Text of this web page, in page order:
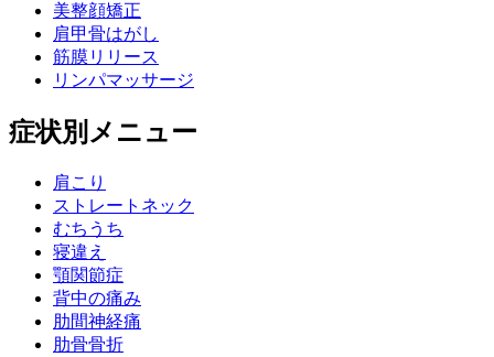
美整顔矯正
肩甲骨はがし
筋膜リリース
リンパマッサージ
症状別メニュー
肩こり
ストレートネック
むちうち
寝違え
顎関節症
背中の痛み
肋間神経痛
肋骨骨折